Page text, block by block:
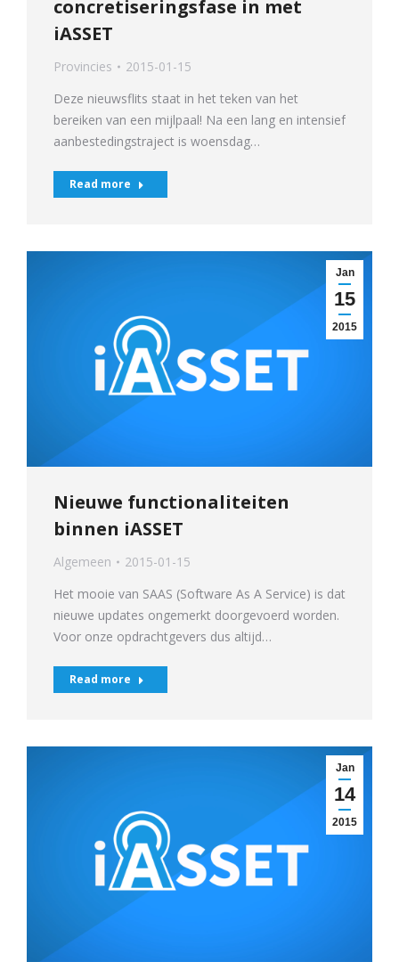
concretiseringsfase in met
iASSET
Provincies
2015-01-15
Deze nieuwsflits staat in het teken van het
bereiken van een mijlpaal! Na een lang en intensief
aanbestedingstraject is woensdag…
Read more
Jan
15
2015
Nieuwe functionaliteiten
binnen iASSET
Algemeen
2015-01-15
Het mooie van SAAS (Software As A Service) is dat
nieuwe updates ongemerkt doorgevoerd worden.
Voor onze opdrachtgevers dus altijd…
Read more
Jan
14
2015